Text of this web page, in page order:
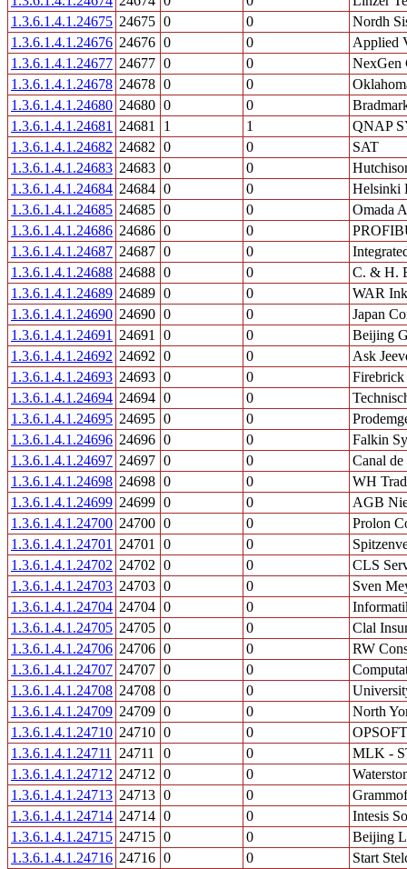
1.3.6.1.4.1.24675 24675 0 0
Nordh
1.3.6.1.4.1.24676 24676 0 0
Applied
1.3.6.1.4.1.24677 24677 0 0
NexGen
1.3.6.1.4.1.24678 24678 0 0
1.3.6.1.4.1.24680 24680 0 0
1.3.6.1.4.1.24681
24681 1 1
QNAP
1.3.6.1.4.1.24682 24682 0 0
SAT
1.3.6.1.4.1.24683 24683 0 0
1.3.6.1.4.1.24684 24684 0 0
Helsinki
1.3.6.1.4.1.24685 24685 0 0
Omada
1.3.6.1.4.1.24686 24686 0 0
1.3.6.1.4.1.24687 24687 0 0
1.3.6.1.4.1.24688 24688 0 0
C. & H.
1.3.6.1.4.1.24689 24689 0 0
WAR Ink
1.3.6.1.4.1.24690 24690 0 0
Japan
1.3.6.1.4.1.24691
24691 0 0
Beijing
1.3.6.1.4.1.24692 24692 0 0
Ask
1.3.6.1.4.1.24693 24693 0 0
1.3.6.1.4.1.24694 24694 0 0
1.3.6.1.4.1.24695 24695 0 0
1.3.6.1.4.1.24696 24696 0 0
Falkin
1.3.6.1.4.1.24697 24697 0 0
Canal
1.3.6.1.4.1.24698 24698 0 0
WH
1.3.6.1.4.1.24699 24699 0 0
AGB
1.3.6.1.4.1.24700 24700 0 0
Prolon
1.3.6.1.4.1.24701
24701 0 0
1.3.6.1.4.1.24702 24702 0 0
CLS
1.3.6.1.4.1.24703 24703 0 0
Sven
1.3.6.1.4.1.24704 24704 0 0
1.3.6.1.4.1.24705 24705 0 0
Clal
1.3.6.1.4.1.24706 24706 0 0
RW
1.3.6.1.4.1.24707 24707 0 0
1.3.6.1.4.1.24708 24708 0 0
1.3.6.1.4.1.24709 24709 0 0
North
1.3.6.1.4.1.24710 24710 0 0
1.3.6.1.4.1.24711
24711 0 0
MLK -
1.3.6.1.4.1.24712 24712 0 0
1.3.6.1.4.1.24713 24713 0 0
1.3.6.1.4.1.24714 24714 0 0
Intesis
1.3.6.1.4.1.24715 24715 0 0
Beijing
1.3.6.1.4.1.24716 24716 0 0
Start